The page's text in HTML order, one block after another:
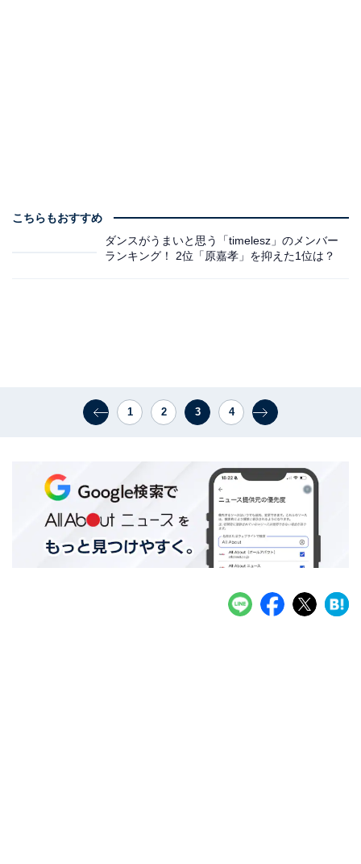
こちらもおすすめ
ダンスがうまいと思う「timelesz」のメンバー
ランキング！ 2位「原嘉孝」を抑えた1位は？
1 2 3 4